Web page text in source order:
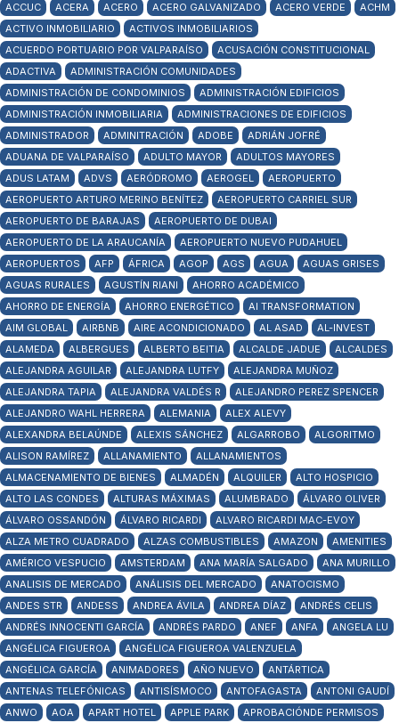
ACCUC
ACERA ACERO ACERO GALVANIZADO ACERO VERDE
ACHM
ACTIVO INMOBILIARIO
ACTIVOS INMOBILIARIOS
ACUERDO PORTUARIO POR VALPARAÍSO
ACUSACIÓN CONSTITUCIONAL
ADACTIVA
ADMINISTRACIÓN COMUNIDADES
ADMINISTRACIÓN DE CONDOMINIOS
ADMINISTRACIÓN EDIFICIOS
ADMINISTRACIÓN INMOBILIARIA
ADMINISTRACIONES DE EDIFICIOS
ADMINISTRADOR
ADMINITRACIÓN ADOBE
ADRIÁN JOFRÉ
ADUANA DE VALPARAÍSO
ADULTO MAYOR
ADULTOS MAYORES
ADUS LATAM
ADVS AERÓDROMO AEROGEL
AEROPUERTO
AEROPUERTO ARTURO MERINO BENÍTEZ
AEROPUERTO CARRIEL SUR
AEROPUERTO DE BARAJAS
AEROPUERTO DE DUBAI
AEROPUERTO DE LA ARAUCANÍA
AEROPUERTO NUEVO PUDAHUEL
AEROPUERTOS
AFP ÁFRICA AGOP AGS AGUA
AGUAS GRISES
AGUAS RURALES
AGUSTÍN RIANI
AHORRO ACADÉMICO
AHORRO DE ENERGÍA
AHORRO ENERGÉTICO
AI TRANSFORMATION
AIM GLOBAL
AIRBNB AIRE ACONDICIONADO AL ASAD
AL-INVEST
ALAMEDA
ALBERGUES ALBERTO BEITIA ALCALDE JADUE
ALCALDES
ALEJANDRA AGUILAR
ALEJANDRA LUTFY
ALEJANDRA MUÑOZ
ALEJANDRA TAPIA
ALEJANDRA VALDÉS R
ALEJANDRO PEREZ SPENCER
ALEJANDRO WAHL HERRERA
ALEMANIA
ALEX ALEVY
ALEXANDRA BELAÚNDE
ALEXIS SÁNCHEZ ALGARROBO
ALGORITMO
ALISON RAMÍREZ
ALLANAMIENTO
ALLANAMIENTOS
ALMACENAMIENTO DE BIENES
ALMADÉN ALQUILER
ALTO HOSPICIO
ALTO LAS CONDES
ALTURAS MÁXIMAS ALUMBRADO
ÁLVARO OLIVER
ÁLVARO OSSANDÓN
ÁLVARO RICARDI
ALVARO RICARDI MAC-EVOY
ALZA METRO CUADRADO
ALZAS COMBUSTIBLES AMAZON
AMENITIES
AMÉRICO VESPUCIO
AMSTERDAM ANA MARÍA SALGADO
ANA MURILLO
ANALISIS DE MERCADO
ANÁLISIS DEL MERCADO
ANATOCISMO
ANDES STR
ANDESS ANDREA ÁVILA ANDREA DÍAZ
ANDRÉS CELIS
ANDRÉS INNOCENTI GARCÍA
ANDRÉS PARDO ANEF ANFA
ANGELA LU
ANGÉLICA FIGUEROA
ANGÉLICA FIGUEROA VALENZUELA
ANGÉLICA GARCÍA
ANIMADORES AÑO NUEVO
ANTÁRTICA
ANTENAS TELEFÓNICAS
ANTISÍSMOCO ANTOFAGASTA
ANTONI GAUDÍ
ANWO
AOA APART HOTEL APPLE PARK APROBACIÓNDE PERMISOS